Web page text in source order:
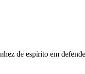
de espírito em